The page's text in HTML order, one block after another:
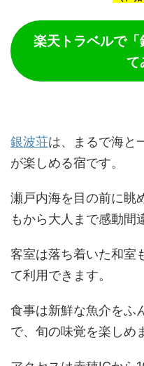
楽天トラベルで
て
銀波荘は、まるで海と
が楽しめる宿です。
瀬戸内海を目の前に眺
もから大人まで感動間
客室は落ち着いた和室
て利用できます。
食事は新鮮な魚介をふ
で、旬の味覚を楽しめ